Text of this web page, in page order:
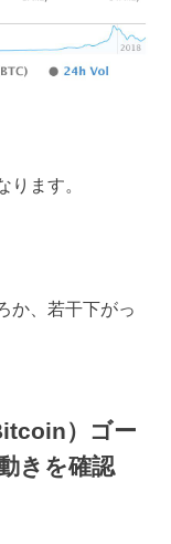
ります。
か、若干下がっ
）ゴー
きを確認